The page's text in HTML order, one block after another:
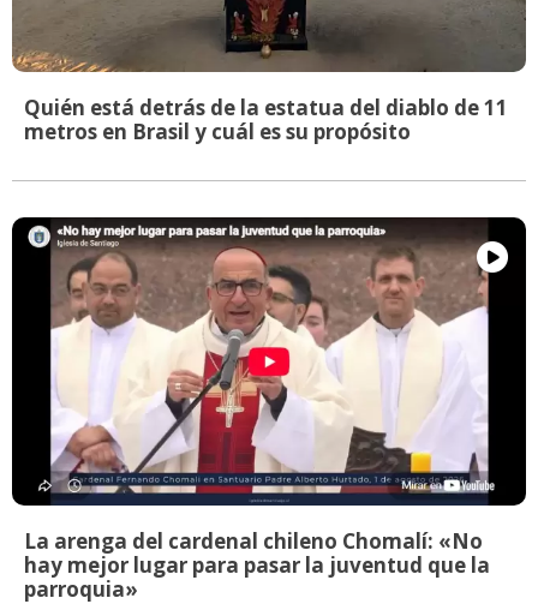
Quién está detrás de la estatua del diablo de 11
metros en Brasil y cuál es su propósito
La arenga del cardenal chileno Chomalí: «No
hay mejor lugar para pasar la juventud que la
parroquia»